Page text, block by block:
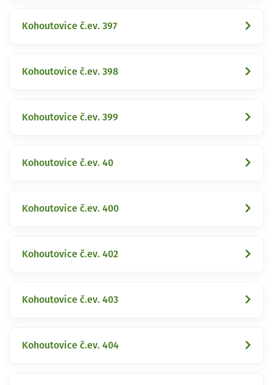
Kohoutovice č.ev. 397
Kohoutovice č.ev. 398
Kohoutovice č.ev. 399
Kohoutovice č.ev. 40
Kohoutovice č.ev. 400
Kohoutovice č.ev. 402
Kohoutovice č.ev. 403
Kohoutovice č.ev. 404